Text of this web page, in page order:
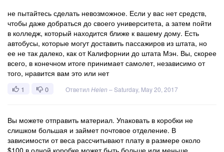
не пытайтесь сделать невозможное. Если у вас нет средств,
чтобы даже добраться до своего университета, а затем пойти
в колледж, который находится ближе к вашему дому. Есть
автобусы, которые могут доставить пассажиров из штата, но
ее не так далеко, как от Калифорнии до штата Мэн. Вы, скорее
всего, в конечном итоге принимает самолет, независимо от
того, нравится вам это или нет
1 0 Ответил Helen –Saturday, May 20, 2017
Вы можете отправить материал. Упаковать в коробки не
слишком большая и займет почтовое отделение. В
зависимости от веса рассчитывают плату в размере около
$100 в одной коробке может быть больше или меньше.